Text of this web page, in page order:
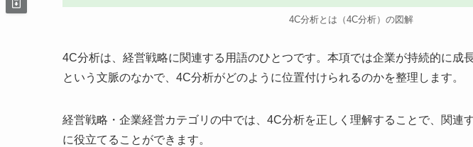
4C分析とは（4C分析）の図解
4C分析は、経営戦略に関連する用語のひとつです。本項では企業が持続的に成
という文脈のなかで、4C分析がどのように位置付けられるのかを整理します。
経営戦略・企業経営カテゴリの中では、4C分析を正しく理解することで、関連
に役立てることができます。